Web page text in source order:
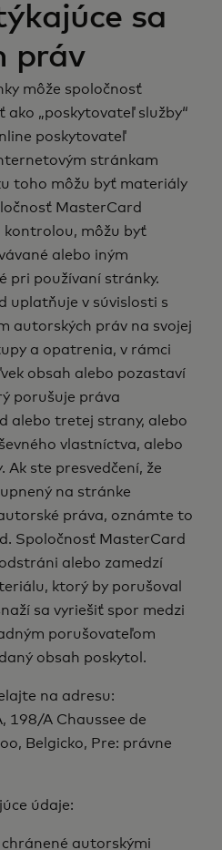
sa
práv
môže spoločnosť
„poskytovateľ služby“
poskytovateľ
stránkam
toho môžu byť materiály
MasterCard
kontrolou, môžu byť
alebo iným
pri používaní stránky.
uplatňuje v súvislosti s
autorských práv na svojej
a opatrenia, v rámci
obsah alebo pozastaví
porušuje práva
alebo tretej strany, alebo
vlastníctva, alebo
Ak ste presvedčení, že
na stránke
práva, oznámte to
Spoločnosť MasterCard
alebo zamedzí
ktorý by porušoval
sa vyriešiť spor medzi
porušovateľom
obsah poskytol.
na adresu:
198/A Chaussee de
Belgicko, Pre: právne
údaje:
autorskými